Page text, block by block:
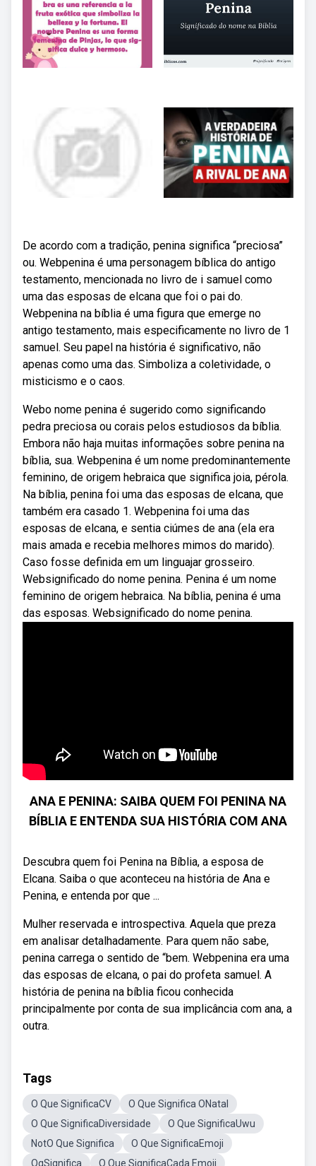
De acordo com a tradição, penina significa “preciosa”
ou. Webpenina é uma personagem bíblica do antigo
testamento, mencionada no livro de i samuel como
uma das esposas de elcana que foi o pai do.
Webpenina na bíblia é uma figura que emerge no
antigo testamento, mais especificamente no livro de 1
samuel. Seu papel na história é significativo, não
apenas como uma das. Simboliza a coletividade, o
misticismo e o caos.
Webo nome penina é sugerido como significando
pedra preciosa ou corais pelos estudiosos da bíblia.
Embora não haja muitas informações sobre penina na
bíblia, sua. Webpenina é um nome predominantemente
feminino, de origem hebraica que significa joia, pérola.
Na bíblia, penina foi uma das esposas de elcana, que
também era casado 1. Webpenina foi uma das
esposas de elcana, e sentia ciúmes de ana (ela era
mais amada e recebia melhores mimos do marido).
Caso fosse definida em um linguajar grosseiro.
Websignificado do nome penina. Penina é um nome
feminino de origem hebraica. Na bíblia, penina é uma
das esposas. Websignificado do nome penina.
ANA E PENINA: SAIBA QUEM FOI PENINA NA
BÍBLIA E ENTENDA SUA HISTÓRIA COM ANA
Descubra quem foi Penina na Bíblia, a esposa de
Elcana. Saiba o que aconteceu na história de Ana e
Penina, e entenda por que ...
Mulher reservada e introspectiva. Aquela que preza
em analisar detalhadamente. Para quem não sabe,
penina carrega o sentido de “bem. Webpenina era uma
das esposas de elcana, o pai do profeta samuel. A
história de penina na bíblia ficou conhecida
principalmente por conta de sua implicância com ana, a
outra.
Tags
O Que SignificaCV
O Que Significa ONatal
O Que SignificaDiversidade
O Que SignificaUwu
NotO Que Significa
O Que SignificaEmoji
OqSignifica
O Que SignificaCada Emoji